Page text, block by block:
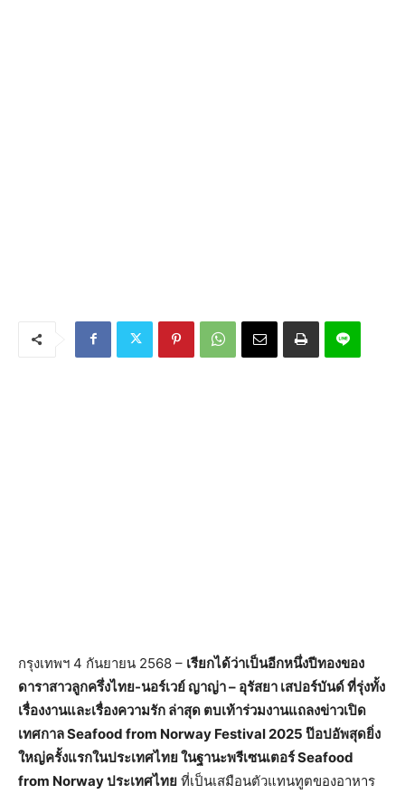
กรุงเทพฯ 4 กันยายน 2568 – เรียกได้ว่าเป็นอีกหนึ่งปีทองของ
ดาราสาวลูกครึ่งไทย-นอร์เวย์ ญาญ่า – อุรัสยา เสปอร์บันด์ ที่รุ่งทั้ง
เรื่องงานและเรื่องความรัก ล่าสุด ตบเท้าร่วมงานแถลงข่าวเปิด
เทศกาล Seafood from Norway Festival 2025 ป๊อปอัพสุดยิ่ง
ใหญ่ครั้งแรกในประเทศไทย ในฐานะพรีเซนเตอร์ Seafood
from Norway ประเทศไทย ที่เป็นเสมือนตัวแทนทูตของอาหาร